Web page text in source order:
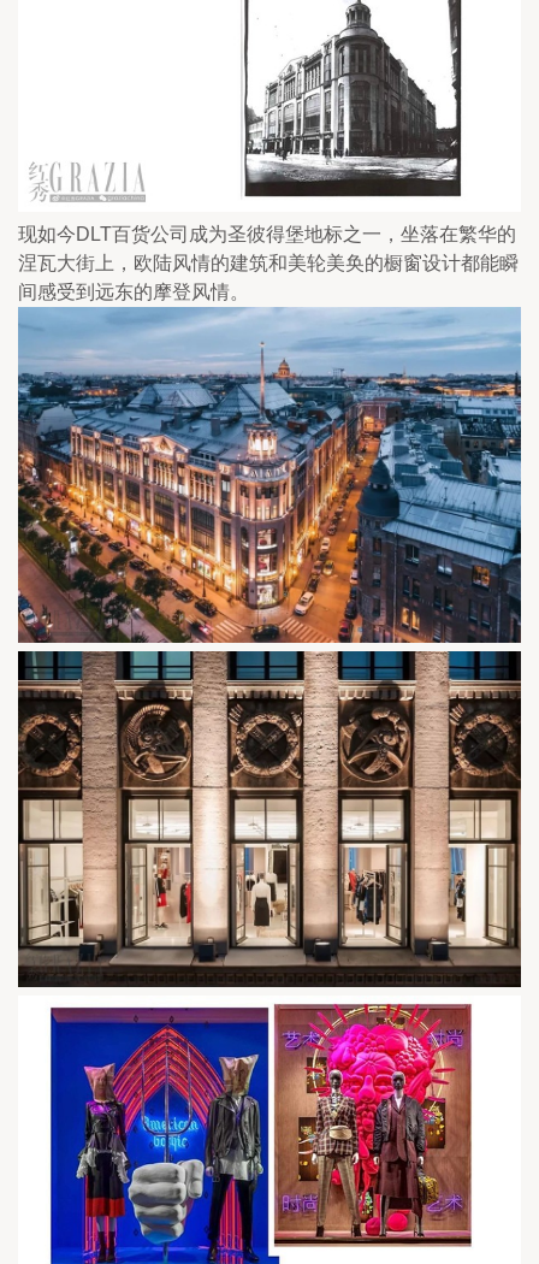
现如今DLT百货公司成为圣彼得堡地标之一，坐落在繁华的
涅瓦大街上，欧陆风情的建筑和美轮美奂的橱窗设计都能瞬
间感受到远东的摩登风情。